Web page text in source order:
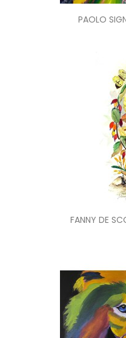
PAOLO
FANNY DE